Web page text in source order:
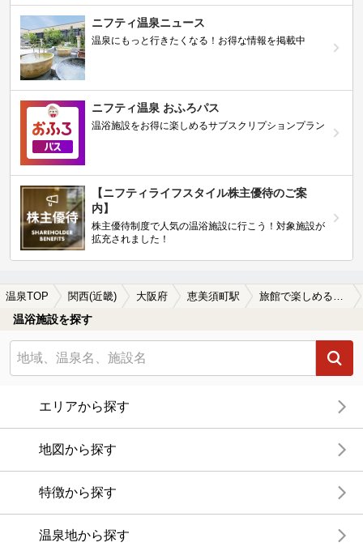
ニフティ温泉ニュース
温泉にもっと行きたくなる！お得な情報を掲載中
ニフティ温泉 おふろパス
温浴施設をお得に楽しめるサブスクリプションプラン
【ニフティライフスタイル株主優待のご案
内】
株主優待制度で人気の温浴施設に行こう！対象施設が
拡充されました！
温泉TOP 関西(近畿) 大阪府 恵美須町駅 旅館で楽しめる恵美須町駅近くの温泉、日帰り温泉、スーパー銭湯おすすめ
温浴施設を探す
エリアから探す
地図から探す
特徴から探す
温泉地から探す